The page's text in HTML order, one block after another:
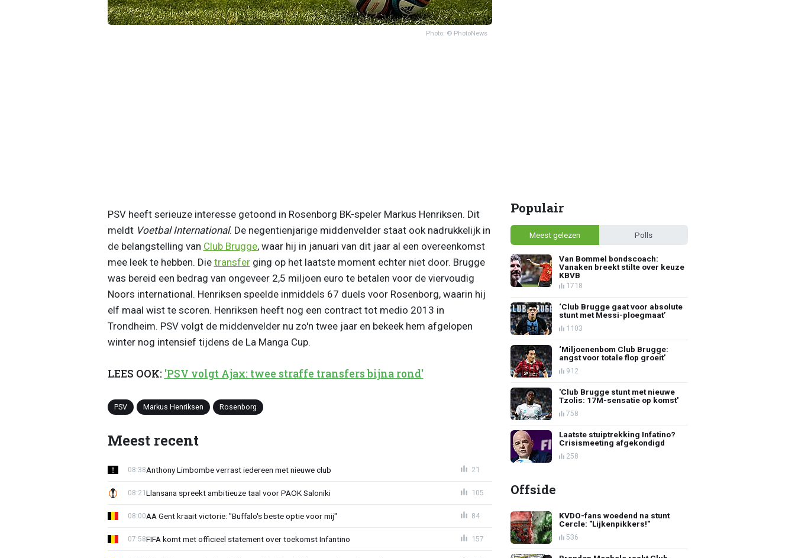
Photo: © PhotoNews
PSV heeft serieuze interesse getoond in Rosenborg BK-speler Markus Henriksen. Dit
meldt Voetbal International. De negentienjarige middenvelder staat ook nadrukkelijk in
de belangstelling van Club Brugge, waar hij in januari van dit jaar al een overeenkomst
mee leek te hebben. Die transferging op het laatste moment echter niet door. Brugge
was bereid een bedrag van ongeveer 2,5 miljoen euro te betalen voor de viervoudig
Noors international. Henriksen speelde inmiddels 67 duels voor Rosenborg, waarin hij
elf maal wist te scoren. Henriksen heeft nog een contract tot medio 2013 in
Trondheim. PSV volgt de middenvelder nu zo'n twee jaar en bekeek hem afgelopen
winter nog intensief tijdens de La Manga Cup.
LEES OOK: 'PSV volgt Ajax: twee straffe transfers bijna rond'
PSV Markus Henriksen Rosenborg
Meest recent
Anthony Limbombe verrast iedereen met nieuwe club
08:38 21
Llansana spreekt ambitieuze taal voor PAOK Saloniki
08:21 105
AA Gent kraait victorie: "Buffalo's beste optie voor mij"
08:00 84
FIFA komt met officieel statement over toekomst Infantino
07:58 157
Populair
Meest gelezen Polls
Van Bommel bondscoach:
Vanaken breekt stilte over keuze
KBVB
1718
‘Club Brugge gaat voor absolute
stunt met Messi-ploegmaat’
1103
‘Miljoenenbom Club Brugge:
angst voor totale flop groeit’
912
'Club Brugge stunt met nieuwe
Tzolis: 17M-sensatie op komst'
758
Laatste stuiptrekking Infatino?
Crisismeeting afgekondigd
258
Offside
KVDO-fans woedend na stunt
Cercle: "Lijkenpikkers!"
536